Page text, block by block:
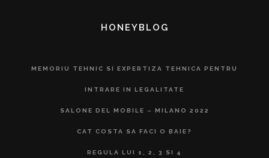
HONEYBLOG
MEMORIU TEHNIC SI EXPERTIZA TEHNICA PENTRU
INTRARE IN LEGALITATE
SALONE DEL MOBILE – MILANO 2022
CAT COSTA SA FACI O BAIE?
REGULA LUI 1, 2, 3 SI 4